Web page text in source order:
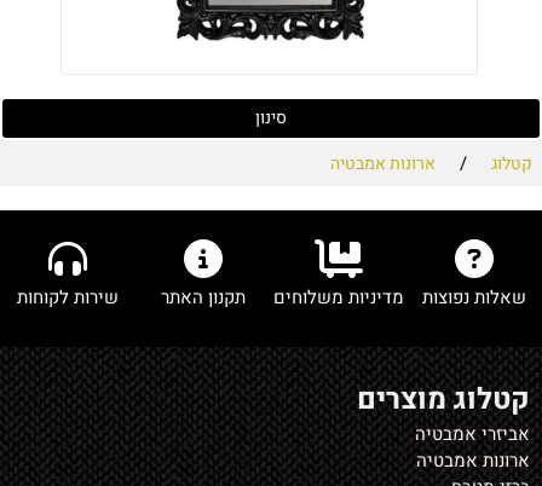
סינון
קטלוג
/ ארונות אמבטיה
שאלות נפוצות מדיניות משלוחים תקנון האתר שירות לקוחות
קטלוג מוצרים
אביזרי אמבטיה
ארונות אמבטיה